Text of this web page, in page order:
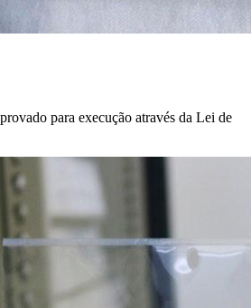
para execução através da Lei de